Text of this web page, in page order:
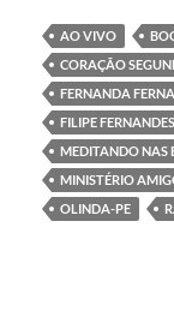
e
b
o
o
k
itt
er
AO VIVO
CORAÇÃO
FERNANDA
FILIPE FERNANDES
MEDITANDO NAS
MINISTÉRIO
OLINDA-PE